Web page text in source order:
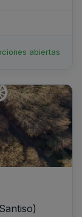
abiertas